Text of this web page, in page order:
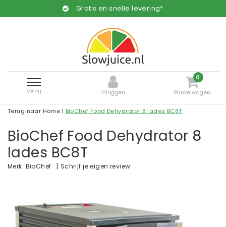
Gratis en snelle levering*
Menu Inloggen
0
Winkelwagen
Terug naar Home | BioChef Food Dehydrator 8 lades BC8T
BioChef Food Dehydrator 8
lades BC8T
Merk: BioChef | Schrijf je eigen review